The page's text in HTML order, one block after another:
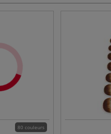
80 couleurs